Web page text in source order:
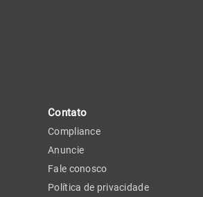
Contato
Compliance
Anuncie
Fale conosco
Política de privacidade